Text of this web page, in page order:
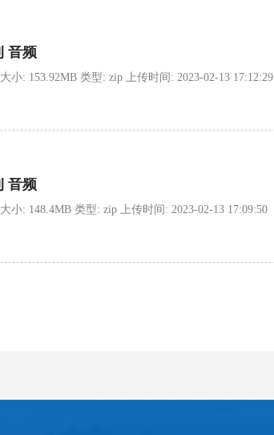
音频
小: 153.92MB 类型: zip 上传时间: 2023-02-13 17:12:29
音频
小: 148.4MB 类型: zip 上传时间: 2023-02-13 17:09:50